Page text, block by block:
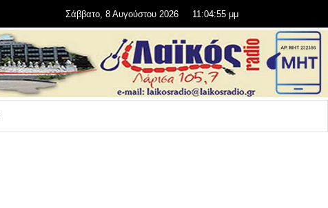
Σάββατο, 8 Αυγούστου 2026 11:04:56 μμ